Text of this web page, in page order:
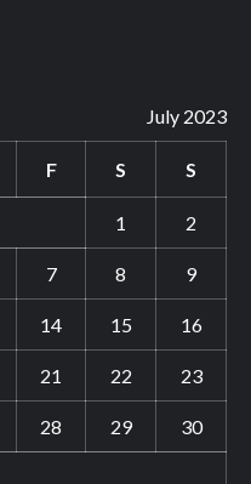
July 2023
F S S
1 2
7 8 9
14 15 16
21 22 23
28 29 30